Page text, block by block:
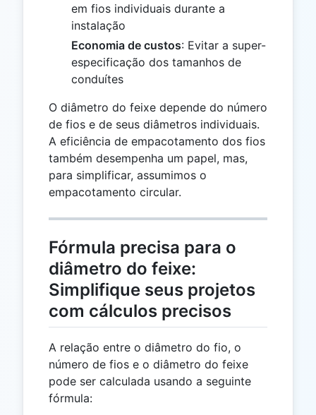
em fios individuais durante a
instalação
Economia de custos: Evitar a super-
especificação dos tamanhos de
conduítes
O diâmetro do feixe depende do número
de fios e de seus diâmetros individuais.
A eficiência de empacotamento dos fios
também desempenha um papel, mas,
para simplificar, assumimos o
empacotamento circular.
Fórmula precisa para o
diâmetro do feixe:
Simplifique seus projetos
com cálculos precisos
A relação entre o diâmetro do fio, o
número de fios e o diâmetro do feixe
pode ser calculada usando a seguinte
fórmula: